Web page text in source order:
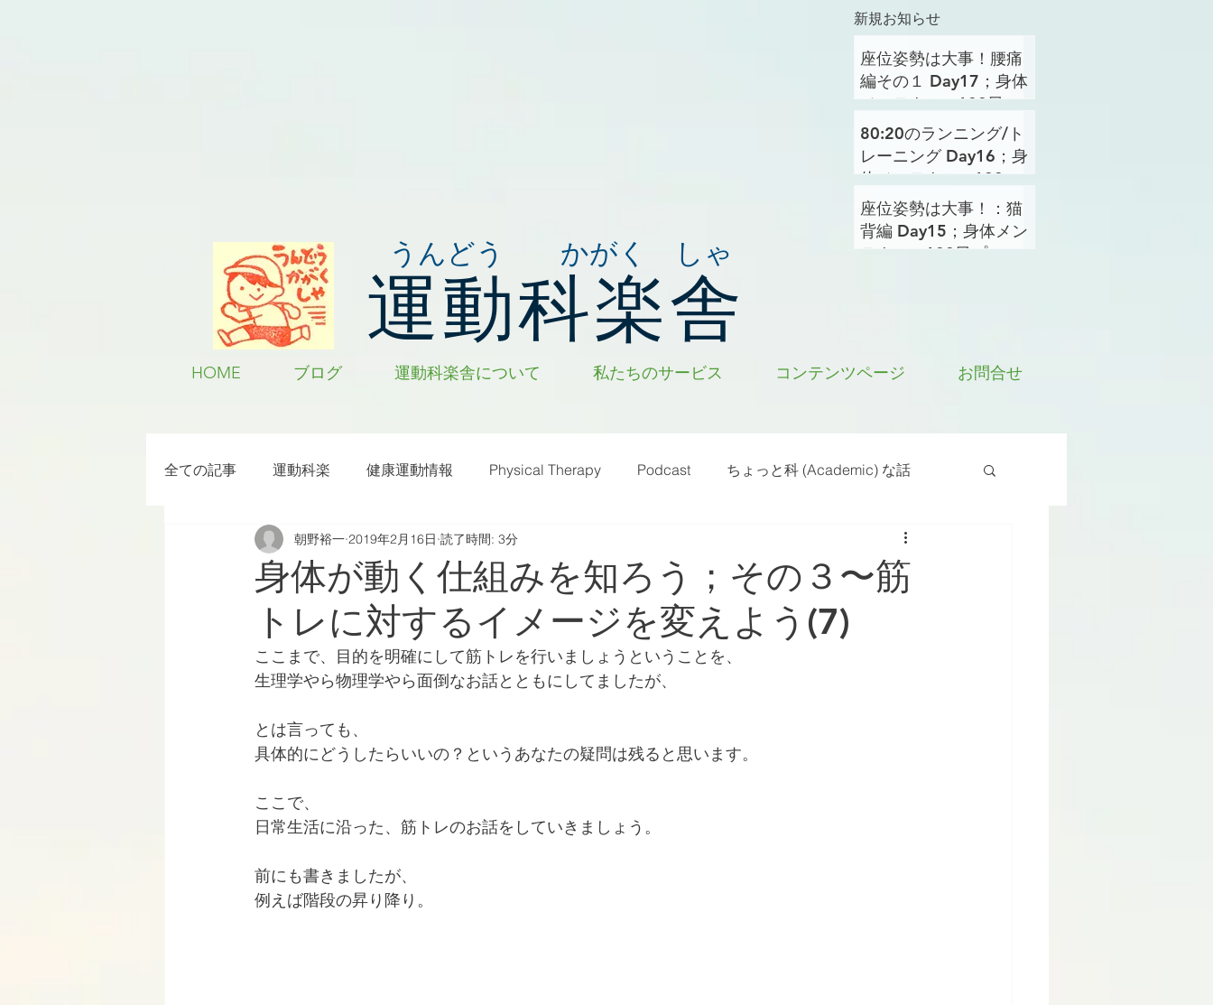
新規お知らせ
うんどう かがく しゃ
運動科楽舎
座位姿勢は大事！腰痛
編その１ Day17；身体
メンテナンス100日プ
ロジェクト
80:20のランニング/ト
レーニング Day16；身
体メンテナンス100日
プロジェクト
座位姿勢は大事！：猫
背編 Day15；身体メン
テナンス100日プロジ
HOME ブログ 運動科楽舎について 私たちのサービス コンテンツページ お問合せ
全ての記事 運動科楽 健康運動情報 Physical Therapy Podcast ちょっと科 (Academic) な話
ちょっと楽 (Entertainment) な話 雑感その他
ラグビー カラダフリー 身体運動 姿勢 バランス バランス能力
ボクシング YouTube 身体メンテ ヨガ 腰痛予防
身体が動く仕組みを知ろう；その３〜筋
トレに対するイメージを変えよう(7)
朝野裕一 2019年2月16日 読了時間: 3分
ここまで、目的を明確にして筋トレを行いましょうということを、
生理学やら物理学やら面倒なお話とともにしてましたが、
とは言っても、
具体的にどうしたらいいの？というあなたの疑問は残ると思います。
ここで、
日常生活に沿った、筋トレのお話をしていきましょう。
前にも書きましたが、
例えば階段の昇り降り。